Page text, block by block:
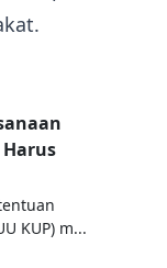
KUP) m...